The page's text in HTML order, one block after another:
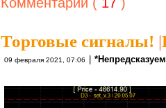
Торговые сигналы! |
09 февраля 2021, 07:06